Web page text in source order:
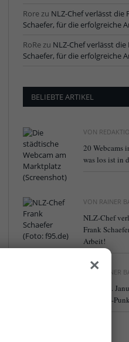
Rorezu NLZ-Chef verlässt die
Schaefer, für die erfolgreiche
RoRezu NLZ-Chef verlässt
Schaefer, für die erfolgreiche
BELIEBTE ARTIKEL
VON
20 Webcams
was los ist in
VON RAINER
NLZ-Chef
Frank
Arbeit!
VON RAINER
Neu ab 9.
„Fortuna-
×